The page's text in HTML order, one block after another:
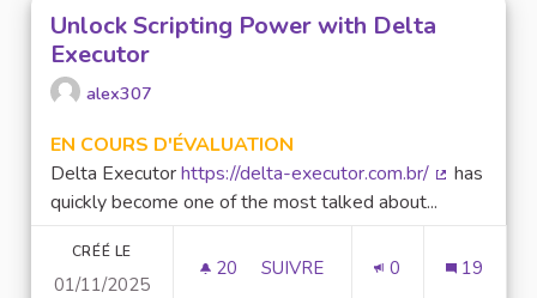
Unlock Scripting Power with Delta
Executor
alex307
EN COURS D'ÉVALUATION
Delta Executorhttps://delta-executor.com.br/
has
quickly become one of the most talked about...
CRÉÉ LE
01/11/2025
20 20 ABONNÉS
SUIVRE 0 19